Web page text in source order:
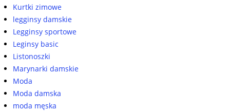
Kurtki zimowe
legginsy damskie
Legginsy sportowe
Leginsy basic
Listonoszki
Marynarki damskie
Moda
Moda damska
moda męska